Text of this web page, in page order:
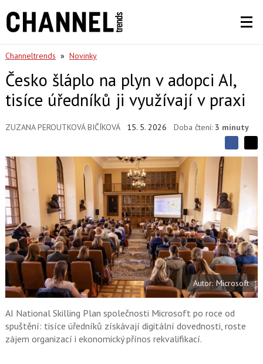
Channeltrends » Novinky
Česko šláplo na plyn v adopci AI,
tisíce úředníků ji využívají v praxi
ZUZANA PEROUTKOVÁ BIČÍKOVÁ 15. 5. 2026 Doba čtení: 3 minuty
S
d
l
e
t
S
j
t
e
a
F
a
c
e
b
o
o
k
u
a
s
í
t
i
X
Autor: Microsoft
AI National Skilling Plan společnosti Microsoft po roce od
spuštění: tisíce úředníků získávají digitální dovednosti, roste
zájem organizací i ekonomický přínos rekvalifikací.